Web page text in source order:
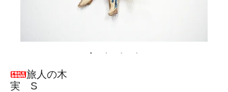
旅人の木
実 S